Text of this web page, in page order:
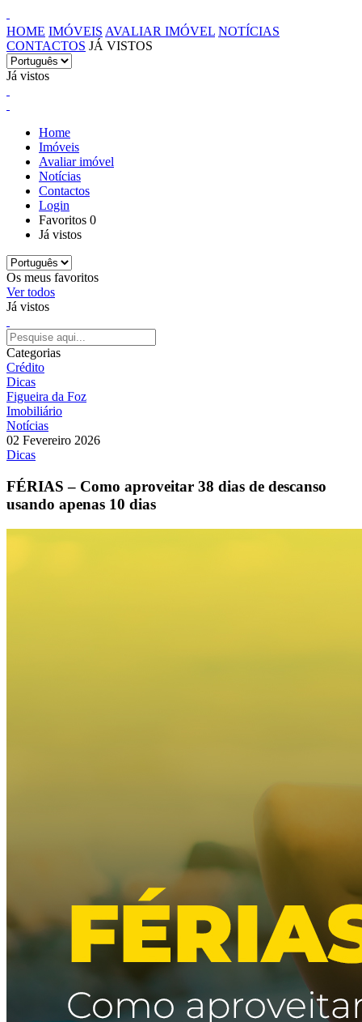
HOME IMÓVEIS AVALIAR IMÓVEL NOTÍCIAS
CONTACTOS JÁ VISTOS
Já vistos
Home
Imóveis
Avaliar imóvel
Notícias
Contactos
Login
Favoritos 0
Já vistos
Os meus favoritos
Ver todos
Já vistos
Categorias
Crédito
Dicas
Figueira da Foz
Imobiliário
Notícias
02 Fevereiro 2026
Dicas
FÉRIAS – Como aproveitar 38 dias de descanso
usando apenas 10 dias